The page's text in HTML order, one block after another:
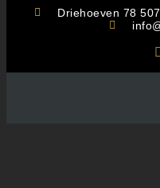
Driehoeven 78